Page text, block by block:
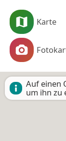
Karte
Auf einen
um ihn zu